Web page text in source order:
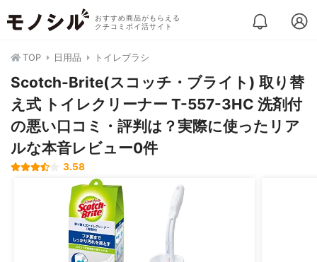
おすすめ商品がもらえる
クチコミポイ活サイト
TOP 日用品 トイレブラシ
Scotch-Brite(スコッチ・ブライト) 取り替
え式 トイレクリーナー T-557-3HC 洗剤付
の悪い口コミ・評判は？実際に使ったリア
ルな本音レビュー0件
3.58